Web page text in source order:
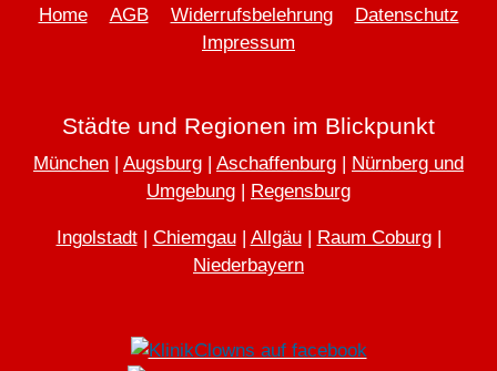
Home AGB Widerrufsbelehrung
Datenschutz
Impressum
Städte und Regionen im Blickpunkt
München Augsburg Aschaffenburg
Nürnberg und
Umgebung
Regensburg
Ingolstadt| Chiemgau| Allgäu| Raum Coburg|
Niederbayern